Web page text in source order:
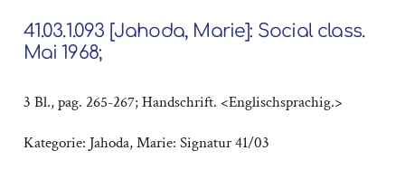
41.03.1.093 [Jahoda, Marie]: Social class.
Mai 1968;
3 Bl., pag. 265-267; Handschrift. <Englischsprachig.>
Kategorie: Jahoda, Marie: Signatur 41/03